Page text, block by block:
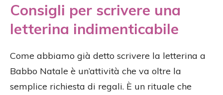
Consigli per scrivere una
letterina indimenticabile
Come abbiamo già detto scrivere la letterina a
Babbo Natale è un’attività che va oltre la
semplice richiesta di regali. È un rituale che